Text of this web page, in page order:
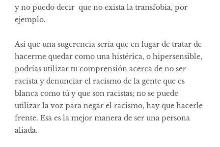
y no puedo decir que no exista la transfobia, por
ejemplo.
Así que una sugerencia sería que en lugar de tratar de
hacerme quedar como una histérica, o hipersensible,
podrías utilizar tu comprensión acerca de no ser
racista y denunciar el racismo de la gente que es
blanca como tú y que son racistas; no se puede
utilizar la voz para negar el racismo, hay que hacerle
frente. Esa es la mejor manera de ser una persona
aliada.